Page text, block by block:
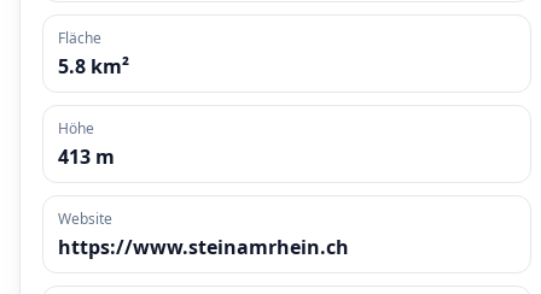
Fläche
5.8 km²
Höhe
413 m
Website
https://www.steinamrhein.ch